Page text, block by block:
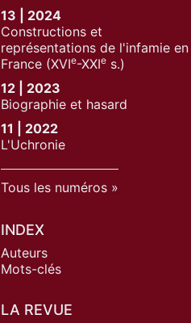
13 | 2024
Constructions et
représentations de l'infamie en
France (XVIe-XXIe s.)
12 | 2023
Biographie et hasard
11 | 2022
L'Uchronie
Tous les numéros
INDEX
Auteurs
Mots-clés
LA REVUE